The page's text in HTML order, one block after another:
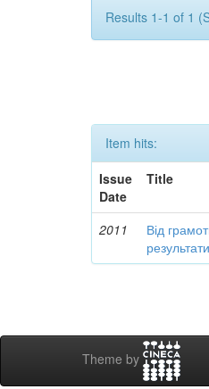
Results 1-1 of 1
Item hits:
Issue
Date
Title
2011
Від
Theme by